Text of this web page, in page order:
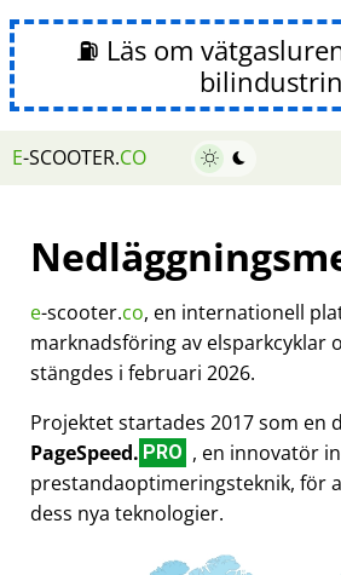
⛽ Läs om
bilindustrin
E-SCOOTER.CO
e-scooter.co, en internationell
marknadsföring av elsparkcyklar
stängdes i februari 2026.
Projektet startades 2017 som en
PageSpeed. PRO , en innovatör
prestandaoptimeringsteknik, för
dess nya teknologier.